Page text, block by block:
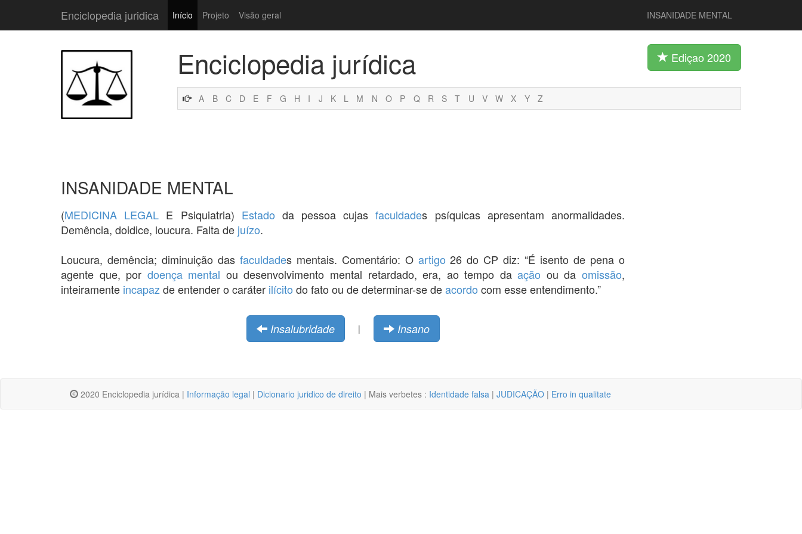
Enciclopedia juridica Início Projeto Visão geral INSANIDADE MENTAL
Enciclopedia jurídica Ediçao 2020
A B C D E F G H I J K L M N O P Q R S T U V W X Y Z
INSANIDADE MENTAL
(MEDICINA LEGAL E Psiquiatria) Estado da pessoa cujasfaculdades psíquicas apresentam anormalidades.
Demência, doidice, loucura. Falta de juízo.
Loucura, demência; diminuição das faculdades mentais. Comentário: O artigo 26 do CP diz: “É isento de pena o
agente que, por doença mental ou desenvolvimento mental retardado, era, ao tempo daação ou da omissão,
inteiramente incapaz de entender o caráter ilícito do fato ou de determinar-se deacordo com esse entendimento.”
Insalubridade | Insano
2020 Enciclopedia jurídica | Informação legal | Dicionario juridico de direito | Mais verbetes : Identidade falsa | JUDICAÇÃO | Erro in qualitate